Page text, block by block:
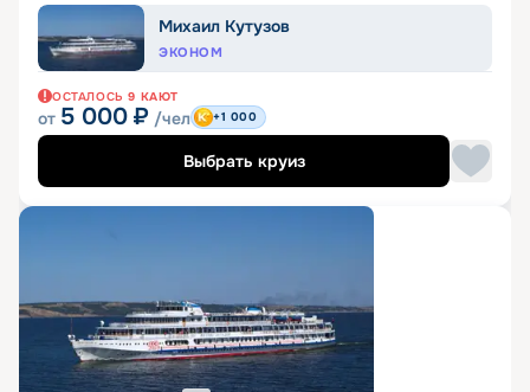
Михаил Кутузов
ЭКОНОМ
ОСТАЛОСЬ 9 КАЮТ
от 5 000 ₽ /чел +1 000
Выбрать круиз